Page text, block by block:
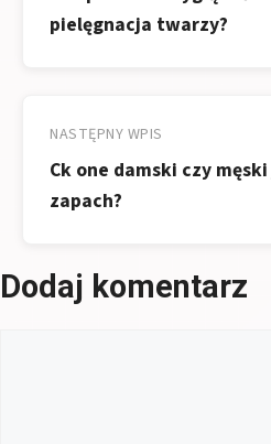
pielęgnacja twarzy?
NASTĘPNY WPIS
Ck one damski czy
zapach?
Dodaj komentarz